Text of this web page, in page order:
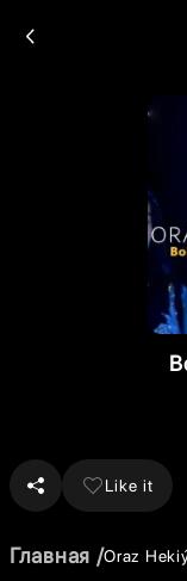
Like it
Главная Oraz